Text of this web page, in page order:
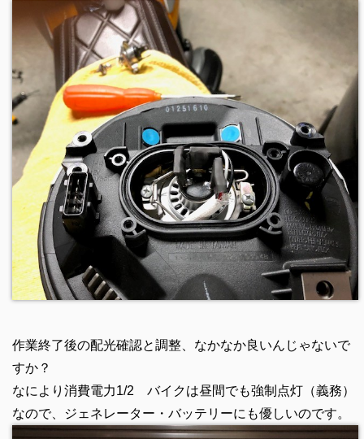
作業終了後の配光確認と調整、なかなか良いんじゃないで
すか？
なにより消費電力1/2 バイクは昼間でも強制点灯（義務）
なので、ジェネレーター・バッテリーにも優しいのです。